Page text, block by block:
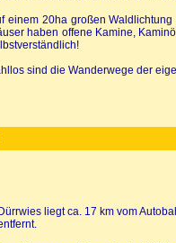
einem 20ha großen
haben offene Kamine,
sind die Wanderwege der
Dürrwies liegt ca. 17 km vom